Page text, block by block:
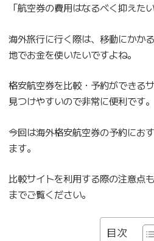
「航空券の費用はなるべく抑えた
海外旅行に行く際は、移動にかか
地でお金を使いたいですよね。
格安航空券を比較・予約ができる
見つけやすいので非常に便利です。
今回は海外格安航空券の予約にお
ます。
比較サイトを利用する際の注意点
までご覧ください。
目次